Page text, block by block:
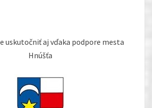
uskutočniť aj vďaka podpore mesta
Hnúšťa